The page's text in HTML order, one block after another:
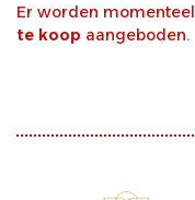
Er worden momenteel
te koop aangeboden.